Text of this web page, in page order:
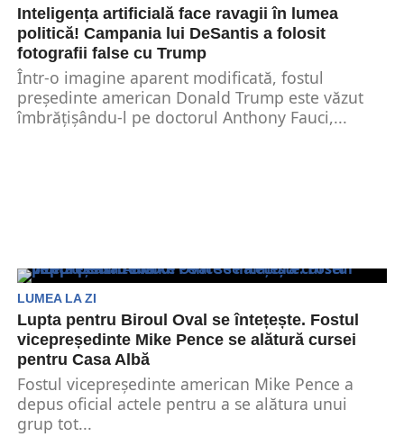
Inteligența artificială face ravagii în lumea
politică! Campania lui DeSantis a folosit
fotografii false cu Trump
Într-o imagine aparent modificată, fostul
președinte american Donald Trump este văzut
îmbrățișându-l pe doctorul Anthony Fauci,...
LUMEA LA ZI
Lupta pentru Biroul Oval se întețește. Fostul
vicepreședinte Mike Pence se alătură cursei
pentru Casa Albă
Fostul vicepreședinte american Mike Pence a
depus oficial actele pentru a se alătura unui
grup tot...